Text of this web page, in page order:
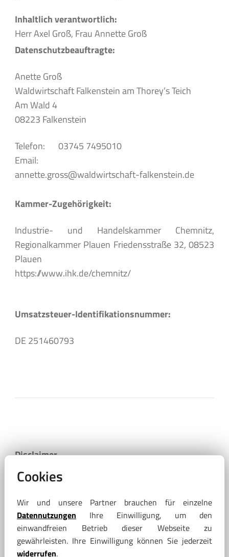
Inhaltlich verantwortlich:
Herr Axel Groß, Frau Annette Groß
Datenschutzbeauftragte:
Anette Groß
Waldwirtschaft Falkenstein am Thorey’s Teich
Am Wald 4
08223 Falkenstein
Telefon:
03745 7495010
Email:
annette.gross@waldwirtschaft-falkenstein.de
Kammer-Zugehörigkeit:
Industrie- und Handelskammer Chemnitz,
Regionalkammer Plauen Friedensstraße 32, 08523
Plauen
https://www.ihk.de/chemnitz/
Umsatzsteuer-Identifikationsnummer:
DE 251460793
Disclaimer
Haftungsausschluss
auf den Internetseiten zeitnah, vollständig und
richtig zu gestalten. Eine Gewähr für die Aktualität,
Richtigkeit und Vollständigkeit der Angaben kann
nicht übernommen werden. Gleichfalls
Cookies
Wir und unsere Partner brauchen für einzelne
Datennutzungen Ihre Einwilligung, um den
einwandfreien Betrieb dieser Webseite zu
gewährleisten. Ihre Einwilligung können Sie jederzeit
widerrufen.